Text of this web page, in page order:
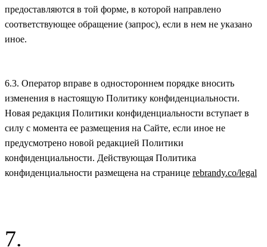
предоставляются в той форме, в которой направлено
соответствующее обращение (запрос), если в нем не указано
иное.
6.3. Оператор вправе в одностороннем порядке вносить
изменения в настоящую Политику конфиденциальности.
Новая редакция Политики конфиденциальности вступает в
силу с момента ее размещения на Сайте, если иное не
предусмотрено новой редакцией Политики
конфиденциальности. Действующая Политика
конфиденциальности размещена на странице rebrandy.co/legal
7.